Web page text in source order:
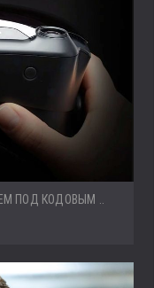
ПОД КОДОВЫМ ..